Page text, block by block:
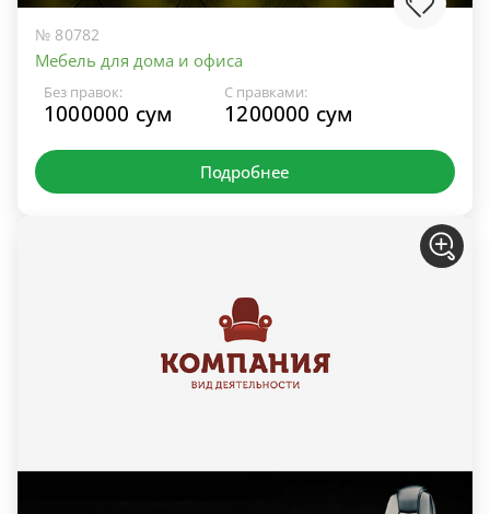
№ 80782
Мебель для дома и офиса
Без правок:
1000000 сум
С правками:
1200000 сум
Подробнее